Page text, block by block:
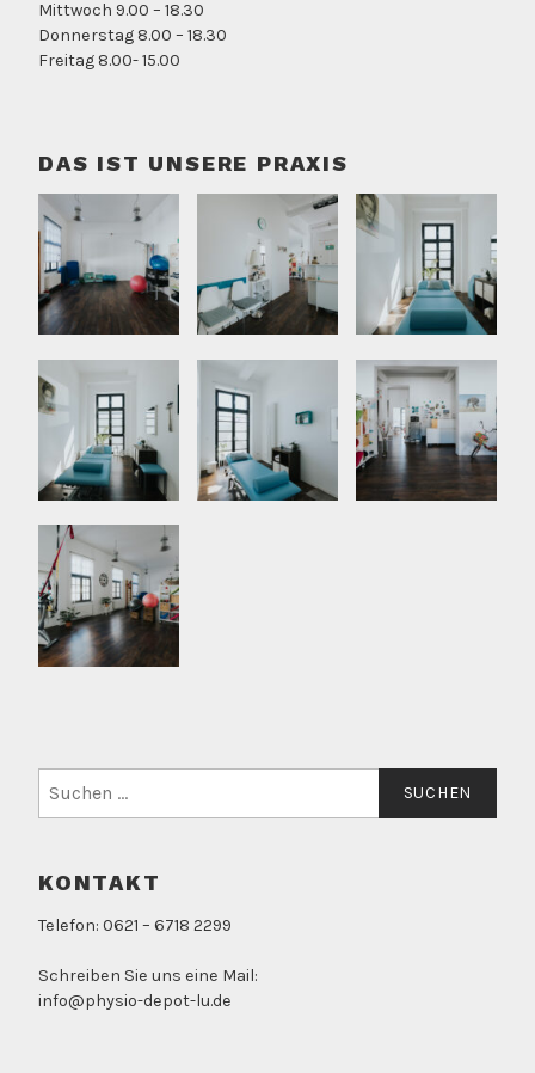
Mittwoch 9.00 – 18.30
Donnerstag 8.00 – 18.30
Freitag 8.00- 15.00
DAS IST UNSERE PRAXIS
nach:
KONTAKT
Telefon: 0621 – 6718 2299
Schreiben Sie uns eine Mail:
info@physio-depot-lu.de